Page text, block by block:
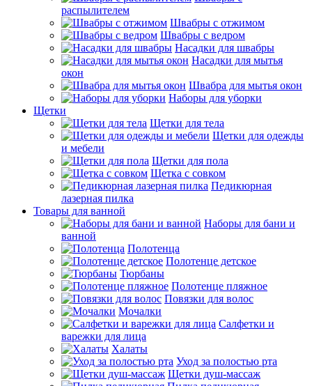
распылителем
Швабры с отжимом
Швабры с ведром
Насадки для швабры
Насадки для мытья
окон
Швабра для мытья окон
Наборы для уборки
Щетки
Щетки для тела
Щетки для одежды
и мебели
Щетки для пола
Щетка с совком
Педикюрная
лазерная пилка
Товары для ванной
Наборы для бани и
ванной
Полотенца
Полотенце детское
Тюрбаны
Полотенце пляжное
Повязки для волос
Мочалки
Салфетки и
варежки для лица
Халаты
Уход за полостью рта
Щетки душ-массаж